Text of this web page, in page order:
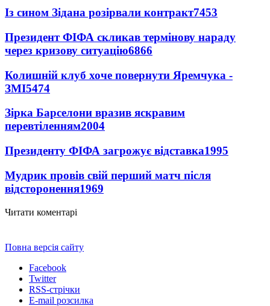
Із сином Зідана розірвали контракт7453
Президент ФІФА скликав термінову нараду
через кризову ситуацію6866
Колишній клуб хоче повернути Яремчука -
ЗМІ5474
Зірка Барселони вразив яскравим
перевтіленням2004
Президенту ФІФА загрожує відставка1995
Мудрик провів свій перший матч після
відсторонення1969
Читати коментарі
Повна версія сайту
Facebook
Twitter
RSS-стрічки
E-mail розсилка